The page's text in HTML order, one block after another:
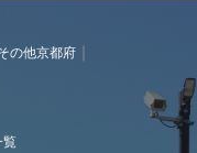
の他京都府
覧